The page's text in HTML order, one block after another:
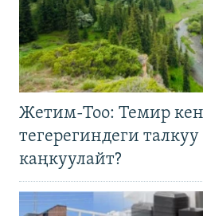
Жетим-Тоо: Темир
тегерегиндеги
каңкуулайт?